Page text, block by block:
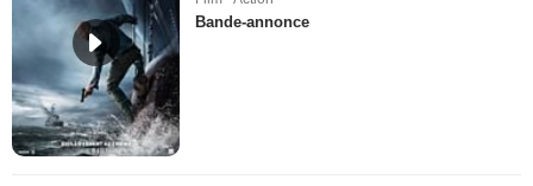
Bande-annonce